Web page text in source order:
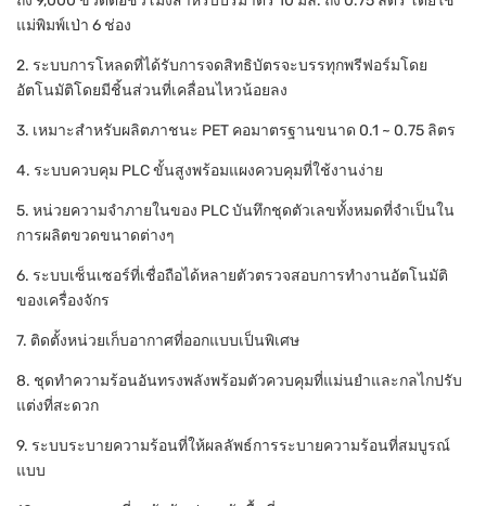
แม่พิมพ์เป่า 6 ช่อง
2. ระบบการโหลดที่ได้รับการจดสิทธิบัตรจะบรรทุกพรีฟอร์มโดย
อัตโนมัติโดยมีชิ้นส่วนที่เคลื่อนไหวน้อยลง
3. เหมาะสำหรับผลิตภาชนะ PET คอมาตรฐานขนาด 0.1 ~ 0.75 ลิตร
4. ระบบควบคุม PLC ขั้นสูงพร้อมแผงควบคุมที่ใช้งานง่าย
5. หน่วยความจำภายในของ PLC บันทึกชุดตัวเลขทั้งหมดที่จำเป็นใน
การผลิตขวดขนาดต่างๆ
6. ระบบเซ็นเซอร์ที่เชื่อถือได้หลายตัวตรวจสอบการทำงานอัตโนมัติ
ของเครื่องจักร
7. ติดตั้งหน่วยเก็บอากาศที่ออกแบบเป็นพิเศษ
8. ชุดทำความร้อนอันทรงพลังพร้อมตัวควบคุมที่แม่นยำและกลไกปรับ
แต่งที่สะดวก
9. ระบบระบายความร้อนที่ให้ผลลัพธ์การระบายความร้อนที่สมบูรณ์
แบบ